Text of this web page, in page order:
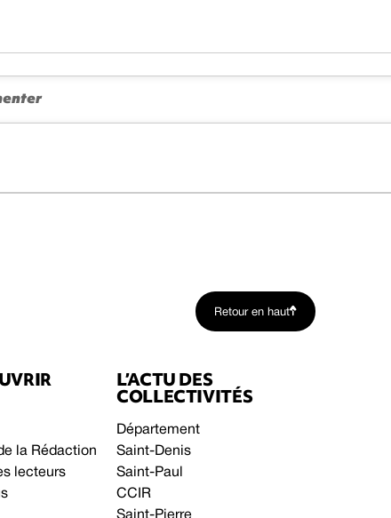
Retour en haut
la Rédaction
lecteurs
L’ACTU DES
COLLECTIVITÉS
Département
Saint-Denis
Saint-Paul
CCIR
Saint-Pierre